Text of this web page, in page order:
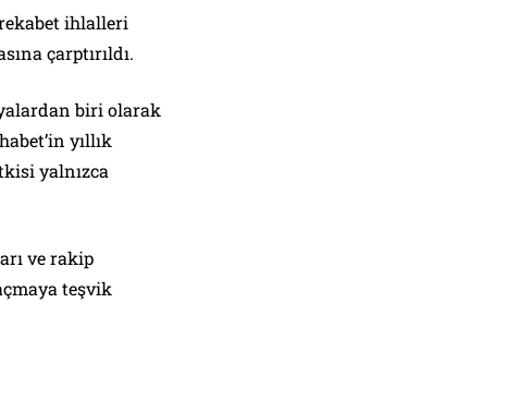
ihlalleri
çarptırıldı.
biri olarak
yıllık
yalnızca
ve rakip
teşvik